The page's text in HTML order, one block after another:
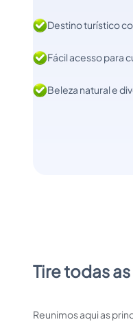
Destino turístico
Fácil acesso para
Beleza natural e
Tire todas
Reunimos aqui as